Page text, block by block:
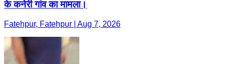
के कनेरी गांव का मामला।
Fatehpur, Fatehpur | Aug 7, 2026